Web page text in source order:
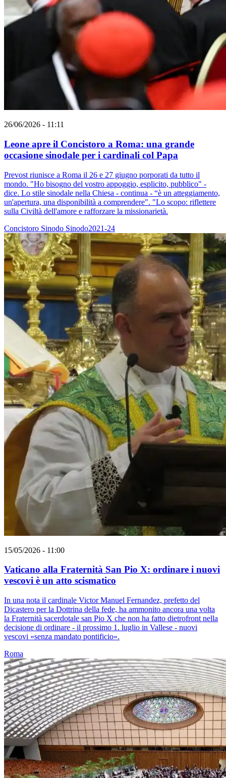
26/06/2026 - 11:11
Leone apre il Concistoro a Roma: una grande
occasione sinodale per i cardinali col Papa
Prevost riunisce a Roma il 26 e 27 giugno porporati da tutto il
mondo. "Ho bisogno del vostro appoggio, esplicito, pubblico" -
dice. Lo stile sinodale nella Chiesa - continua - “è un atteggiamento,
un'apertura, una disponibilità a comprendere". "Lo scopo: riflettere
sulla Civiltà dell'amore e rafforzare la missionarietà.
Concistoro Sinodo Sinodo2021-24
15/05/2026 - 11:00
Vaticano alla Fraternità San Pio X: ordinare i nuovi
vescovi è un atto scismatico
In una nota il cardinale Victor Manuel Fernandez, prefetto del
Dicastero per la Dottrina della fede, ha ammonito ancora una volta
la Fraternità sacerdotale san Pio X che non ha fatto dietrofront nella
decisione di ordinare - il prossimo 1. luglio in Vallese - nuovi
vescovi «senza mandato pontificio».
Roma